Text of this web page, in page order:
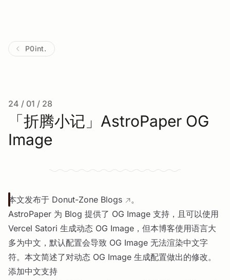
P0int.
24 / 01 / 28
「折腾小记」AstroPaper OG
Image
本文发布于 Donut-Zone Blogs
。
AstroPaper 为 Blog 提供了 OG Image 支持，且可以使用
Vercel Satori 生成动态 OG Image，但本博客使用语言大
多为中文，默认配置会导致 OG Image 无法渲染中文字
符。本文简述了对动态 OG Image 生成配置做出的修改。
添加中文支持